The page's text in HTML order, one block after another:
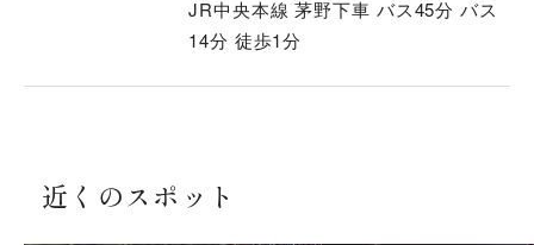
JR中央本線 茅野下車 バス45分 バス
14分 徒歩1分
近くのスポット